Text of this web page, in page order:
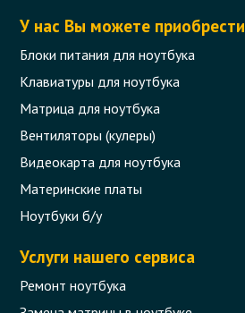
У нас Вы можете приобрести
Блоки питания для ноутбука
Клавиатуры для ноутбука
Матрица для ноутбука
Вентиляторы (кулеры)
Видеокарта для ноутбука
Материнские платы
Ноутбуки б/у
Услуги нашего сервиса
Ремонт ноутбука